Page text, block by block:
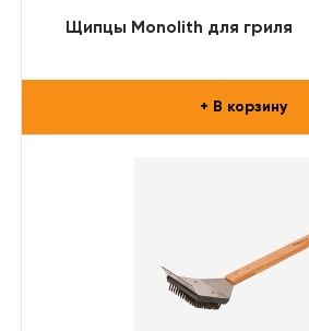
Щипцы Monolith для гриля
+ В корзину